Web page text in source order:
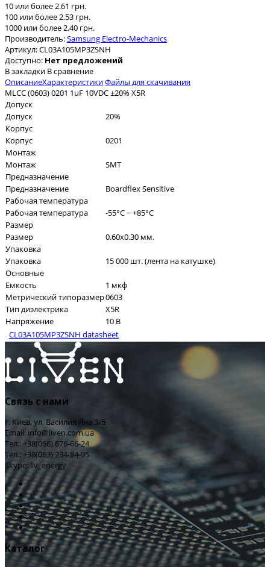
10 или более 2.61 грн.
100 или более 2.53 грн.
1000 или более 2.40 грн.
Производитель:Samsung Electro-Mechanics
Артикул:CL03A105MP3ZSNH
Доступно: Нет предложений
В закладки В сравнение
ОписаниеХарактеристикиФайлы для скачивания
MLCC (0603) 0201 1uF 10VDC ±20% X5R
Допуск
Допуск
20%
Корпус
Корпус
0201
Монтаж
Монтаж
SMT
Предназначение
Предназначение
Boardflex Sensitive
Рабочая температура
Рабочая температура
-55°C ~ +85°C
Размер
Размер
0.60x0.30 мм.
Упаковка
Упаковка
15 000 шт. (лента на катушке)
Основные
Емкость
1 мкф
Метрический типоразмер0603
Тип диэлектрика
X5R
Напряжение
10 В
CL03A105MP3ZSNH datasheet
Связь с нами
г. Киев, ул. Василия Яна 3/5
Email: info@liven.com.ua
Тел.: +38(066) 676-66-24
Тел.: +38(063) 234-84-95
Skype: liv_energy
Каталог